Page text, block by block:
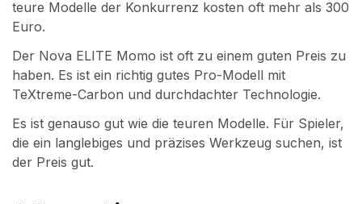
teure Modelle der Konkurrenz kosten oft mehr als 300
Euro.
Der Nova ELITE Momo ist oft zu einem guten Preis zu
haben. Es ist ein richtig gutes Pro-Modell mit
TeXtreme-Carbon und durchdachter Technologie.
Es ist genauso gut wie die teuren Modelle. Für Spieler,
die ein langlebiges und präzises Werkzeug suchen, ist
der Preis gut.